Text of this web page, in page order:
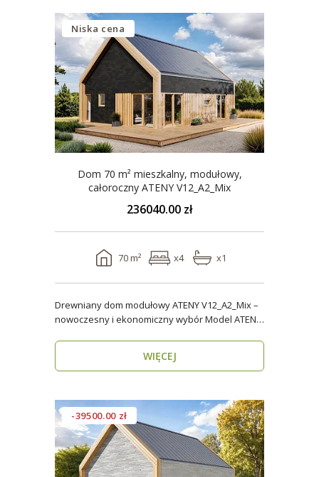
Niska cena
Dom 70 m² mieszkalny, modułowy,
całoroczny ATENY V12_A2_Mix
236040.00 zł
70 m² x4 x1
Drewniany dom modułowy ATENY V12_A2_Mix –
nowoczesny i ekonomiczny wybór Model ATENY
WIĘCEJ
-39500.00 zł